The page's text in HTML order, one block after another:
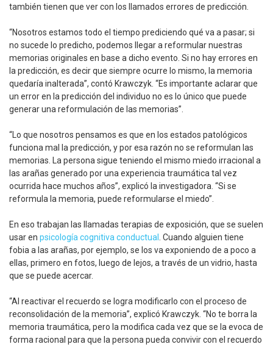
también tienen que ver con los llamados errores de predicción.
“Nosotros estamos todo el tiempo prediciendo qué va a pasar; si
no sucede lo predicho, podemos llegar a reformular nuestras
memorias originales en base a dicho evento. Si no hay errores en
la predicción, es decir que siempre ocurre lo mismo, la memoria
quedaría inalterada”, contó Krawczyk. “Es importante aclarar que
un error en la predicción del individuo no es lo único que puede
generar una reformulación de las memorias”.
“Lo que nosotros pensamos es que en los estados patológicos
funciona mal la predicción, y por esa razón no se reformulan las
memorias. La persona sigue teniendo el mismo miedo irracional a
las arañas generado por una experiencia traumática tal vez
ocurrida hace muchos años”, explicó la investigadora. “Si se
reformula la memoria, puede reformularse el miedo”.
En eso trabajan las llamadas terapias de exposición, que se suelen
usar en psicología cognitiva conductual
. Cuando alguien tiene
fobia a las arañas, por ejemplo, se los va exponiendo de a poco a
ellas, primero en fotos, luego de lejos, a través de un vidrio, hasta
que se puede acercar.
“Al reactivar el recuerdo se logra modificarlo con el proceso de
reconsolidación de la memoria”, explicó Krawczyk. “No te borra la
memoria traumática, pero la modifica cada vez que se la evoca de
forma racional para que la persona pueda convivir con el recuerdo